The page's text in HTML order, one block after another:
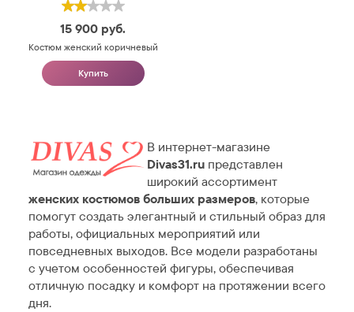
15 900 руб.
Костюм женский коричневый
Купить
В интернет-магазине
Divas31.ru представлен
широкий ассортимент
женских костюмов больших размеров, которые
помогут создать элегантный и стильный образ для
работы, официальных мероприятий или
повседневных выходов. Все модели разработаны
с учетом особенностей фигуры, обеспечивая
отличную посадку и комфорт на протяжении всего
дня.